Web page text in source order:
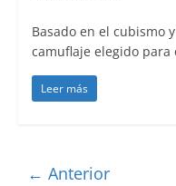
Basado en el cubismo
camuflaje elegido para
Leer más
← Anterior